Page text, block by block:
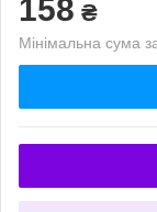
158 ₴
Мінімальна сума